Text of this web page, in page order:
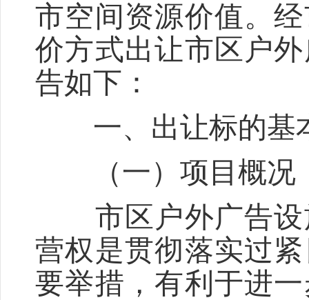
市空间资源价值。
价方式出让市区户
告如下：
一、出让标的基
（一）项目概况
市区户外广告设
营权是贯彻落实过
要举措，有利于进